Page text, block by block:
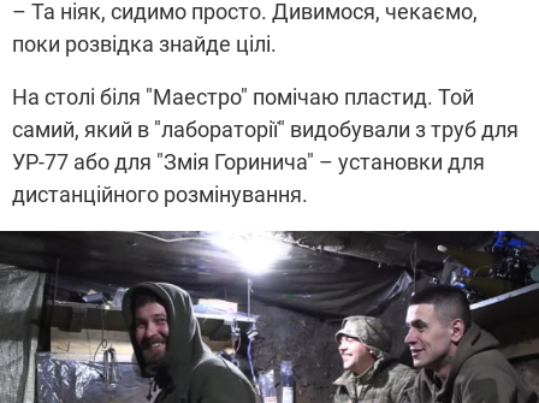
– Та ніяк, сидимо просто. Дивимося, чекаємо,
поки розвідка знайде цілі.
На столі біля "Маестро" помічаю пластид. Той
самий, який в "лабораторії" видобували з труб для
УР-77 або для "Змія Горинича" – установки для
дистанційного розмінування.